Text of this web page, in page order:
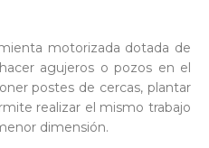
motorizada dotada de
agujeros o pozos en el
postes de cercas, plantar
realizar el mismo trabajo
dimensión.